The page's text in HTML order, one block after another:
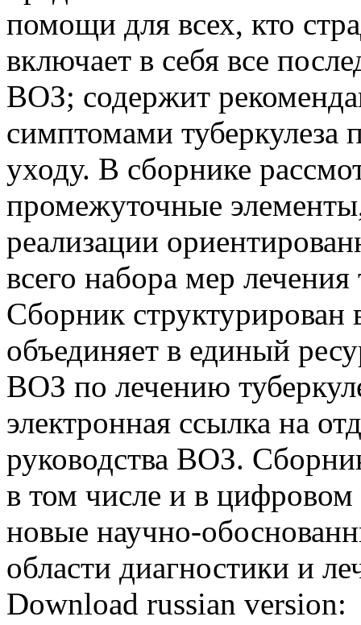
помощи для всех, кто
включает в себя все
ВОЗ; содержит
симптомами туберкулеза
уходу. В сборнике
промежуточные
реализации
всего набора мер лечения
Сборник структурирован
объединяет в единый
ВОЗ по лечению
электронная ссылка на
руководства ВОЗ.
в том числе и в
новые научно-
области диагностики и
Download russian version: